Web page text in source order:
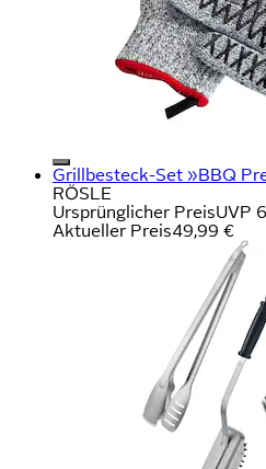
Grillbesteck-Set »BBQ
RÖSLE
Ursprünglicher PreisUVP
Aktueller Preis49,99 €